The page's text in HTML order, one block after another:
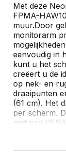
Met deze
FPMA-
muur.Door
monitorarm
eenvoudig in
kunt u het
creëert u de
op nek- en
draaipunten
(61 cm). Het
per scherm.
met een
onze VESA